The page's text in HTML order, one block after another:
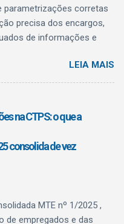
parametrizações corretas
precisa dos encargos,
de informações e
anunciadas afeta
de rubricas utilizadas
S-1.3 (cons. até NT
Situação Atual – até
31/12/2025, o eSocial
de férias — tanto dos
rescisões — nas mesmas
LEIA MAIS
na CTPS: o que a
consolida de vez
MTE nº 1/2025 ,
de empregados e das